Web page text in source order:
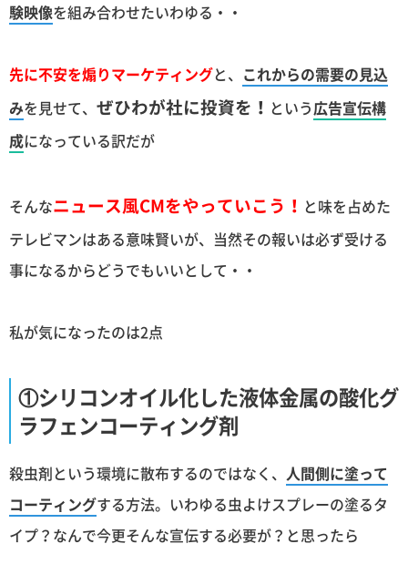
験映像を組み合わせたいわゆる・・
先に不安を煽りマーケティングと、 これからの需要の見込
みを見せて、 ぜひわが社に投資を！ という広告宣伝構
成になっている訳だが
そんなニュース風CMをやっていこう！ と味を占めた
テレビマンはある意味賢いが、当然その報いは必ず受ける
事になるからどうでもいいとして・・
私が気になったのは2点
①シリコンオイル化した液体金属の酸化グ
ラフェンコーティング剤
殺虫剤という環境に散布するのではなく、 人間側に塗って
コーティングする方法。いわゆる虫よけスプレーの塗るタ
イプ？なんで今更そんな宣伝する必要が？と思ったら